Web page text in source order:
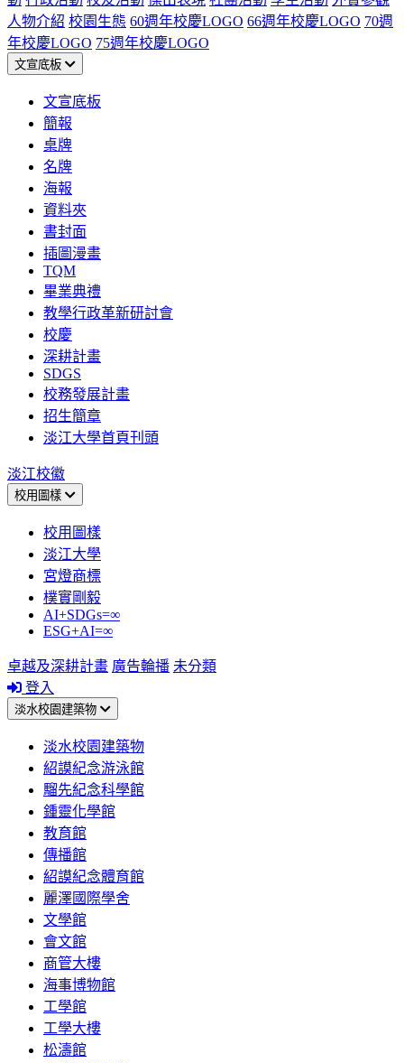
人物介紹 校園生態 60週年校慶LOGO 66週年校慶LOGO 70週
年校慶LOGO 75週年校慶LOGO
文宣底板
文宣底板
簡報
桌牌
名牌
海報
資料夾
書封面
插圖漫畫
TQM
畢業典禮
教學行政革新研討會
校慶
深耕計畫
SDGS
校務發展計畫
招生簡章
淡江大學首頁刊頭
淡江校徽
校用圖樣
校用圖樣
淡江大學
宮燈商標
樸實剛毅
AI+SDGs=∞
ESG+AI=∞
卓越及深耕計畫 廣告輪播 未分類
登入
淡水校園建築物
淡水校園建築物
紹謨紀念游泳館
騮先紀念科學館
鍾靈化學館
教育館
傳播館
紹謨紀念體育館
麗澤國際學舍
文學館
會文館
商管大樓
海事博物館
工學館
工學大樓
松濤館